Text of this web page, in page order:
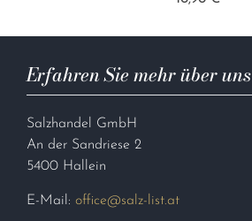
Erfahren Sie mehr über uns
Salzhandel GmbH
An der Sandriese 2
5400 Hallein
E-Mail: office@salz-list.at